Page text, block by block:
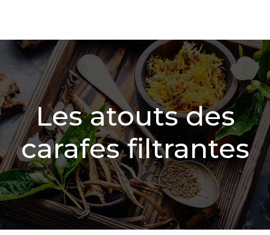
Les atouts des
carafes filtrantes